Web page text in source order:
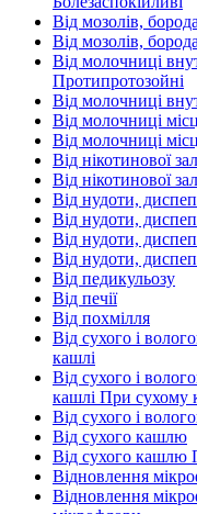
Від мозолів,
Від мозолів,
Від молочниці
Протипротозойні
Від молочниці
Від молочниці
Від молочниці
Від нікотинової
Від нікотинової
Від нудоти,
Від нудоти,
Від нудоти,
Від нудоти,
Від педикульозу
Від печії
Від похмілля
Від сухого і
кашлі
Від сухого і
кашлі При сухому
Від сухого і
Від сухого кашлю
Від сухого кашлю
Відновлення
Відновлення